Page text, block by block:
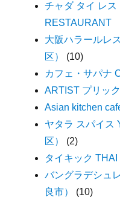
チャダ タイ レス
RESTAURANT
大阪ハラールレ
区）
(10)
カフェ・サパナ
ARTIST プリッ
Asian kitchen
ヤタラ スパイス
区）
(2)
タイキック THAI
バングラデシュ
良市）
(10)